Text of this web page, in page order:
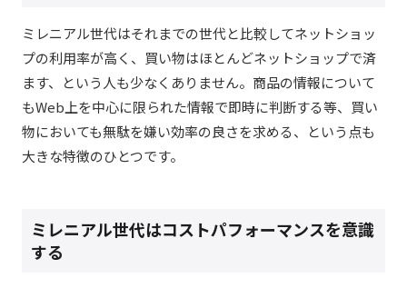
ミレニアル世代はそれまでの世代と比較してネットショッ
プの利用率が高く、買い物はほとんどネットショップで済
ます、という人も少なくありません。商品の情報について
もWeb上を中心に限られた情報で即時に判断する等、買い
物においても無駄を嫌い効率の良さを求める、という点も
大きな特徴のひとつです。
ミレニアル世代はコストパフォーマンスを意識
する